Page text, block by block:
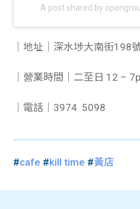
A post shared by
｜地址｜深水埗大南街198
｜營業時間｜二至日 12 –
｜電話｜3974 5098
#cafe #kill time #黃店